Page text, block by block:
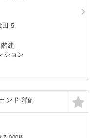
５
建
ション
ンド 2階